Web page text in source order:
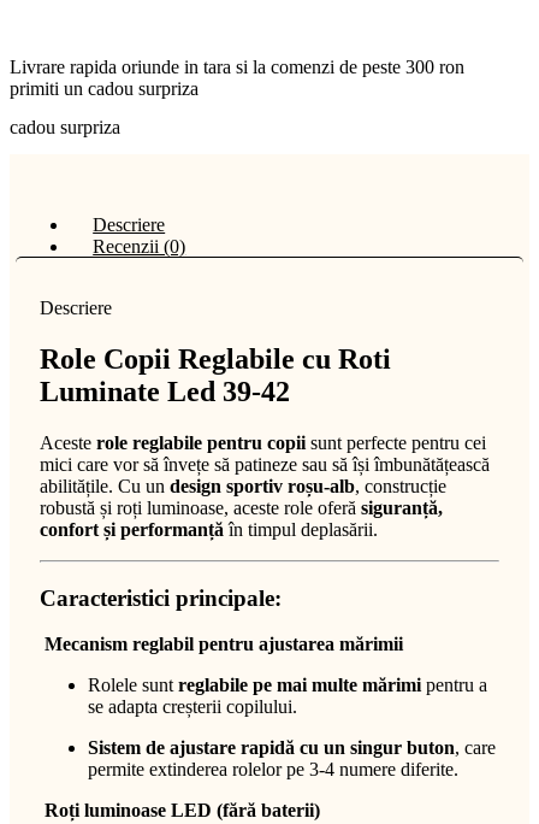
Livrare rapida oriunde in tara si la comenzi de peste 300 ron
primiti un cadou surpriza
cadou surpriza
Descriere
Recenzii (0)
Descriere
Role Copii Reglabile cu Roti
Luminate Led 39-42
Aceste role reglabile pentru copii sunt perfecte pentru cei
mici care vor să învețe să patineze sau să își îmbunătățească
abilitățile. Cu un design sportiv roșu-alb, construcție
robustă și roți luminoase, aceste role oferă siguranță,
confort și performanță în timpul deplasării.
Caracteristici principale:
Mecanism reglabil pentru ajustarea mărimii
Rolele sunt reglabile pe mai multe mărimi pentru a
se adapta creșterii copilului.
Sistem de ajustare rapidă cu un singur buton, care
permite extinderea rolelor pe 3-4 numere diferite.
Roți luminoase LED (fără baterii)